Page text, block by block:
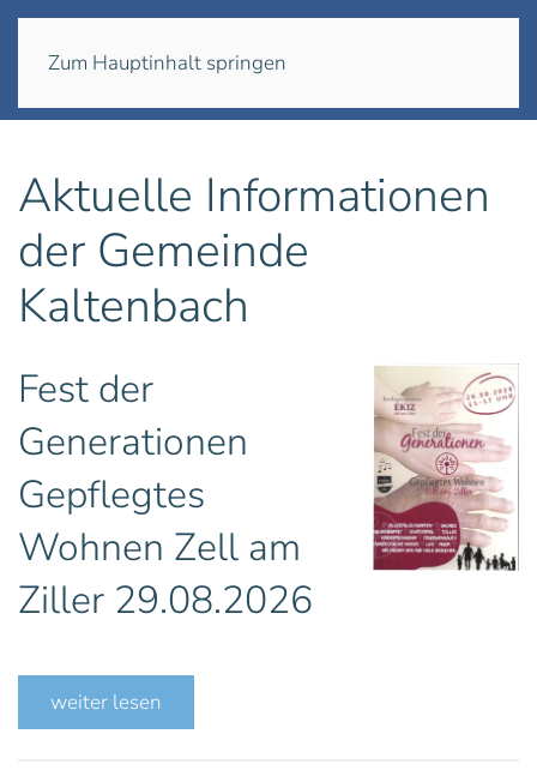
Zum Hauptinhalt springen
Aktuelle Informationen
der Gemeinde
Kaltenbach
Fest der
Generationen
Gepflegtes
Wohnen Zell am
Ziller 29.08.2026
weiter lesen